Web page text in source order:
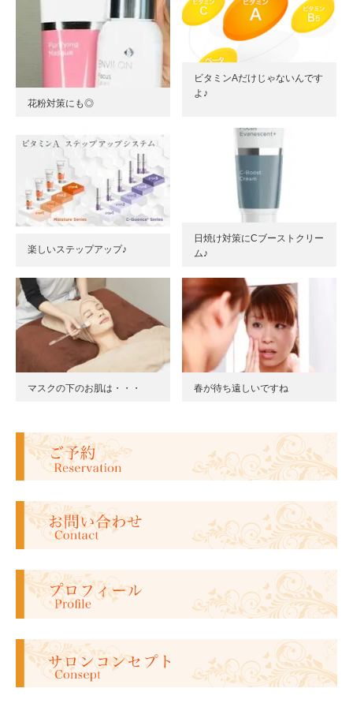
花粉対策にも◎
ビタミンAだけじゃないんです
よ♪
楽しいステップアップ♪
日焼け対策にCブーストクリー
ム♪
マスクの下のお肌は・・・ 春が待ち遠しいですね